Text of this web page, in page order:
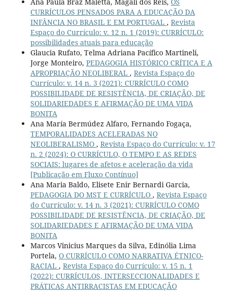
Ana Paula Braz Maletta, Magali dos Reis, OS
CURRÍCULOS PENSADOS PARA A EDUCAÇÃO DA
INFÂNCIA NO BRASIL E EM PORTUGAL , Revista
Espaço do Currículo: v. 12 n. 1 (2019): CURRÍCULO:
possibilidades atuais para educação
Glaucia Rufato, Telma Adriana Pacífico Martineli,
Jorge Monteiro, PEDAGOGIA HISTÓRICO CRÍTICA E A
APROPRIAÇÃO NEOLIBERAL , Revista Espaço do
Currículo: v. 14 n. 3 (2021): CURRÍCULO COMO
POSSIBILIDADE DE RESISTÊNCIA, DE CRIAÇÃO, DE
SOLIDARIEDADES E AFIRMAÇÃO DE UMA VIDA
BONITA
Ana María Bermúdez Alfaro, Fernando Fogaça,
TEMPORALIDADES ACELERADAS NO
NEOLIBERALISMO , Revista Espaço do Currículo: v. 17
n. 2 (2024): O CURRÍCULO, O TEMPO E AS REDES
SOCIAIS: lugares de afetos e aceleração da vida
[Publicação em Fluxo Contínuo]
Ana Maria Baldo, Elisete Enir Bernardi Garcia,
PEDAGOGIA DO MST E CURRÍCULO , Revista Espaço
do Currículo: v. 14 n. 3 (2021): CURRÍCULO COMO
POSSIBILIDADE DE RESISTÊNCIA, DE CRIAÇÃO, DE
SOLIDARIEDADES E AFIRMAÇÃO DE UMA VIDA
BONITA
Marcos Vinicius Marques da Silva, Edinólia Lima
Portela, O CURRÍCULO COMO NARRATIVA ÉTNICO-
RACIAL , Revista Espaço do Currículo: v. 15 n. 1
(2022): CURRÍCULOS, INTERSECCIONALIDADES E
PRÁTICAS ANTIRRACISTAS EM EDUCAÇÃO